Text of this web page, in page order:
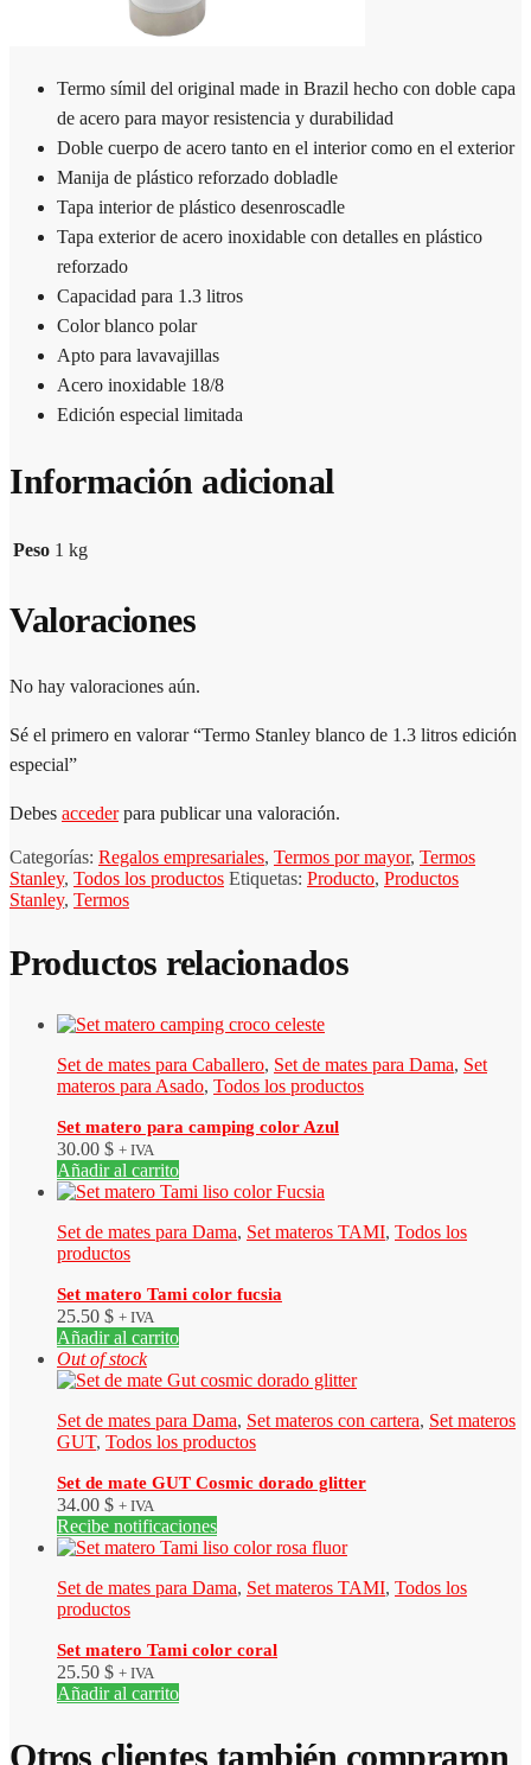
Termo símil del original made in Brazil hecho con doble capa
de acero para mayor resistencia y durabilidad
Doble cuerpo de acero tanto en el interior como en el exterior
Manija de plástico reforzado dobladle
Tapa interior de plástico desenroscadle
Tapa exterior de acero inoxidable con detalles en plástico
reforzado
Capacidad para 1.3 litros
Color blanco polar
Apto para lavavajillas
Acero inoxidable 18/8
Edición especial limitada
Información adicional
Peso 1 kg
Valoraciones
No hay valoraciones aún.
Sé el primero en valorar “Termo Stanley blanco de 1.3 litros edición
especial”
Debes accederpara publicar una valoración.
Categorías: Regalos empresariales, Termos por mayor, Termos
Stanley, Todos los productos Etiquetas: Producto, Productos
Stanley, Termos
Productos relacionados
Set de mates para Caballero, Set de mates para Dama, Set
materos para Asado, Todos los productos
Set matero para camping color Azul
30.00 $ + IVA
Añadir al carrito
Set de mates para Dama, Set materos TAMI, Todos los
productos
Set matero Tami color fucsia
25.50 $ + IVA
Añadir al carrito
Out of stock
Set de mates para Dama, Set materos con cartera, Set materos
GUT, Todos los productos
Set de mate GUT Cosmic dorado glitter
34.00 $ + IVA
Recibe notificaciones
Set de mates para Dama, Set materos TAMI, Todos los
productos
Set matero Tami color coral
25.50 $ + IVA
Añadir al carrito
Otros clientes también compraron